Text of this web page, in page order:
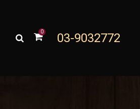
03-9032772
0